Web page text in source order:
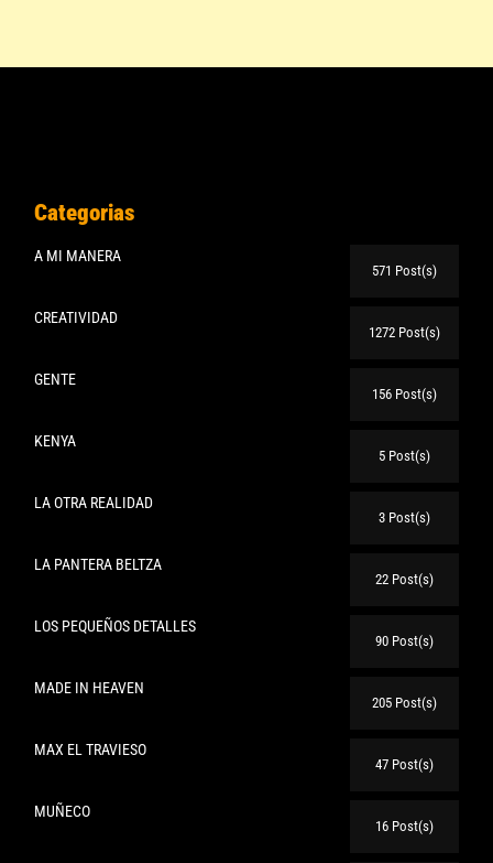
Categorias
A MI MANERA
571 Post(s)
CREATIVIDAD
1272 Post(s)
GENTE
156 Post(s)
KENYA
5 Post(s)
LA OTRA REALIDAD
3 Post(s)
LA PANTERA BELTZA
22 Post(s)
LOS PEQUEÑOS DETALLES
90 Post(s)
MADE IN HEAVEN
205 Post(s)
MAX EL TRAVIESO
47 Post(s)
MUÑECO
16 Post(s)